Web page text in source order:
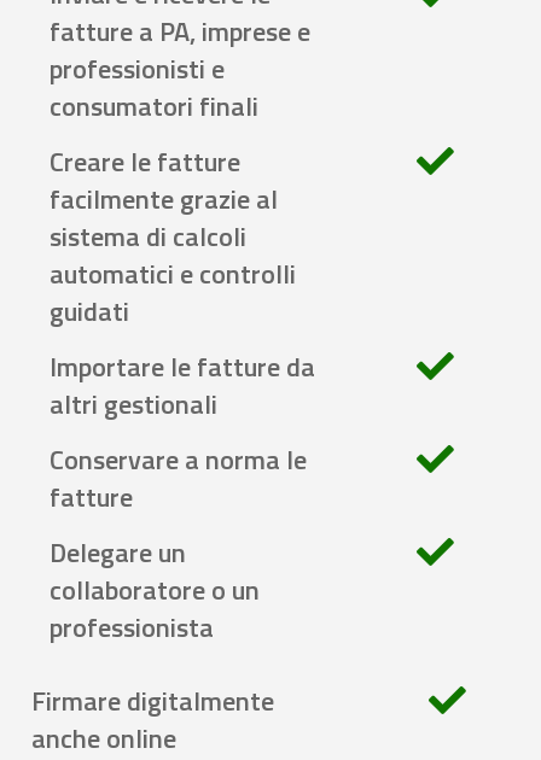
fatture a PA, imprese e
professionisti e
consumatori finali
Creare le fatture
facilmente grazie al
sistema di calcoli
automatici e controlli
guidati
Importare le fatture da
altri gestionali
Conservare a norma le
fatture
Delegare un
collaboratore o un
professionista
Firmare digitalmente
anche online